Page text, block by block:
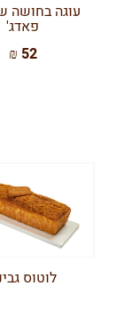
עוגה בחושה
פאדג'
52 ₪
לוטוס